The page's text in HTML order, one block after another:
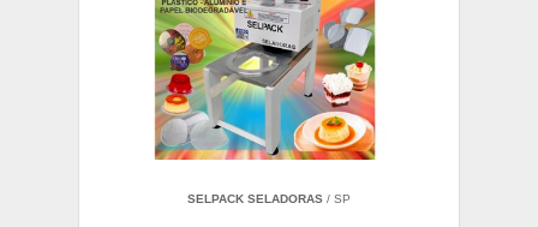
SELPACK SELADORAS / SP